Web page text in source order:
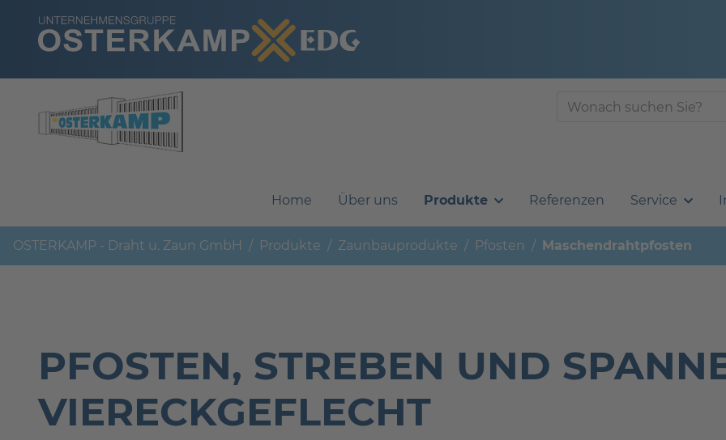
Home
Über uns Produkte Referenzen Service
OSTERKAMP - Draht u. Zaun GmbH Produkte Zaunbauprodukte Pfosten Maschendrahtpfosten
PFOSTEN, STREBEN UND
VIERECKGEFLECHT